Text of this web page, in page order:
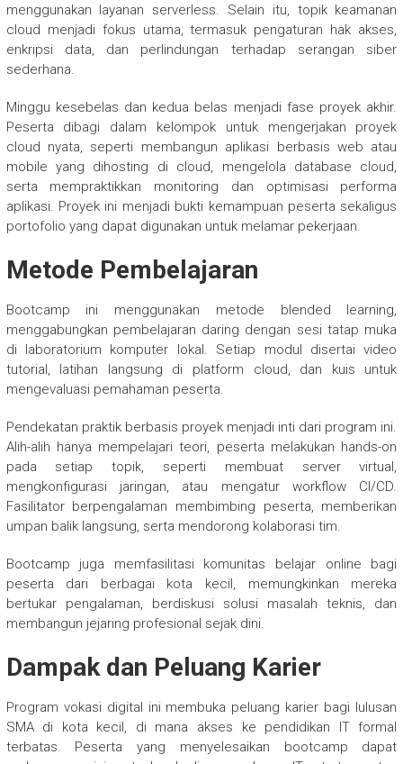
menggunakan layanan serverless. Selain itu, topik keamanan
cloud menjadi fokus utama, termasuk pengaturan hak akses,
enkripsi data, dan perlindungan terhadap serangan siber
sederhana.
Minggu kesebelas dan kedua belas menjadi fase proyek akhir.
Peserta dibagi dalam kelompok untuk mengerjakan proyek
cloud nyata, seperti membangun aplikasi berbasis web atau
mobile yang dihosting di cloud, mengelola database cloud,
serta mempraktikkan monitoring dan optimisasi performa
aplikasi. Proyek ini menjadi bukti kemampuan peserta sekaligus
portofolio yang dapat digunakan untuk melamar pekerjaan.
Metode Pembelajaran
Bootcamp ini menggunakan metode blended learning,
menggabungkan pembelajaran daring dengan sesi tatap muka
di laboratorium komputer lokal. Setiap modul disertai video
tutorial, latihan langsung di platform cloud, dan kuis untuk
mengevaluasi pemahaman peserta.
Pendekatan praktik berbasis proyek menjadi inti dari program ini.
Alih-alih hanya mempelajari teori, peserta melakukan hands-on
pada setiap topik, seperti membuat server virtual,
mengkonfigurasi jaringan, atau mengatur workflow CI/CD.
Fasilitator berpengalaman membimbing peserta, memberikan
umpan balik langsung, serta mendorong kolaborasi tim.
Bootcamp juga memfasilitasi komunitas belajar online bagi
peserta dari berbagai kota kecil, memungkinkan mereka
bertukar pengalaman, berdiskusi solusi masalah teknis, dan
membangun jejaring profesional sejak dini.
Dampak dan Peluang Karier
Program vokasi digital ini membuka peluang karier bagi lulusan
SMA di kota kecil, di mana akses ke pendidikan IT formal
terbatas. Peserta yang menyelesaikan bootcamp dapat